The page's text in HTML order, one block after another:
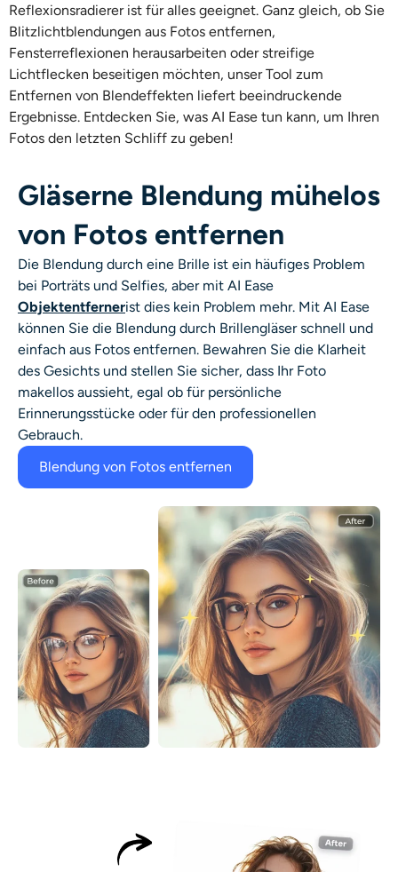
Reflexionsradierer ist für alles geeignet. Ganz gleich, ob Sie
Blitzlichtblendungen aus Fotos entfernen,
Fensterreflexionen herausarbeiten oder streifige
Lichtflecken beseitigen möchten, unser Tool zum
Entfernen von Blendeffekten liefert beeindruckende
Ergebnisse. Entdecken Sie, was AI Ease tun kann, um Ihren
Fotos den letzten Schliff zu geben!
Gläserne Blendung mühelos
von Fotos entfernen
Die Blendung durch eine Brille ist ein häufiges Problem
bei Porträts und Selfies, aber mit AI Ease
Objektentfernerist dies kein Problem mehr. Mit AI Ease
können Sie die Blendung durch Brillengläser schnell und
einfach aus Fotos entfernen. Bewahren Sie die Klarheit
des Gesichts und stellen Sie sicher, dass Ihr Foto
makellos aussieht, egal ob für persönliche
Erinnerungsstücke oder für den professionellen
Gebrauch.
Blendung von Fotos entfernen